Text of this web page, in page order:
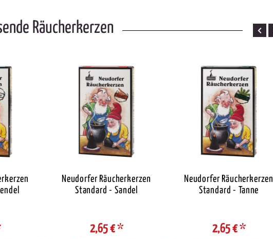
Räucherkerzen
Neudorfer Räucherkerzen
Standard - Sandel
2,65 €*
Neudorfer Räucherkerzen
Standard - Tanne
2,65 €*